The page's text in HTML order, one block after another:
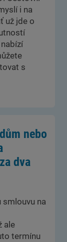
i na
už jde o
s
nebo
dva
smlouvu na
ale
termínu